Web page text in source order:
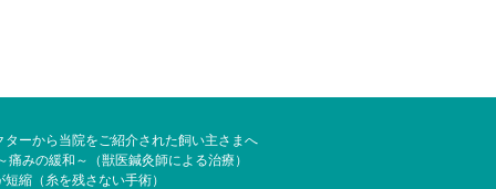
ターから当院をご紹介された飼い主さまへ
痛みの緩和～（獣医鍼灸師による治療）
縮（糸を残さない手術）